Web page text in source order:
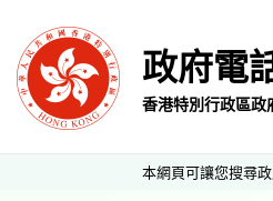
政府電
香港特別行政區政
本網頁可讓您搜尋